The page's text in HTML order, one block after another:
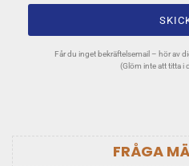
Får du inget bekräftelsemail – hör av
(Glöm inte att titta i
FRÅGA